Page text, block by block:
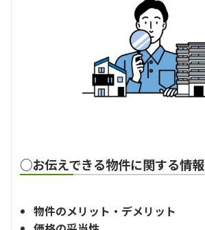
○お伝えできる物件に関する情報
物件のメリット・デメリット